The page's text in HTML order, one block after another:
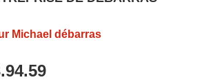
Michael débarras